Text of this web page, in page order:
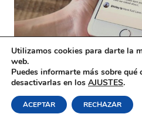
¿Cómo Transmitir En Vivo
Facebook?
estándares de entretenimiento por
Utilizamos cookies para darte la
web.
Puedes informarte más sobre
desactivarlas en los AJUSTES.
ACEPTAR RECHAZAR